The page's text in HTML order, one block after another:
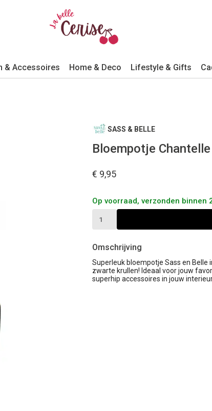
& Accessoires Home & Deco Lifestyle & Gifts
SASS & BELLE
Bloempotje Chantelle
€ 9,95
Op voorraad, verzonden binnen
Omschrijving
Superleuk bloempotje Sass en Belle
zwarte krullen! Ideaal voor jouw
superhip accessoires in jouw